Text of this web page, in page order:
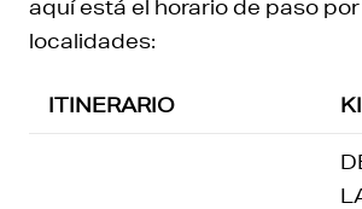
aquí está el horario de paso
localidades:
ITINERARIO